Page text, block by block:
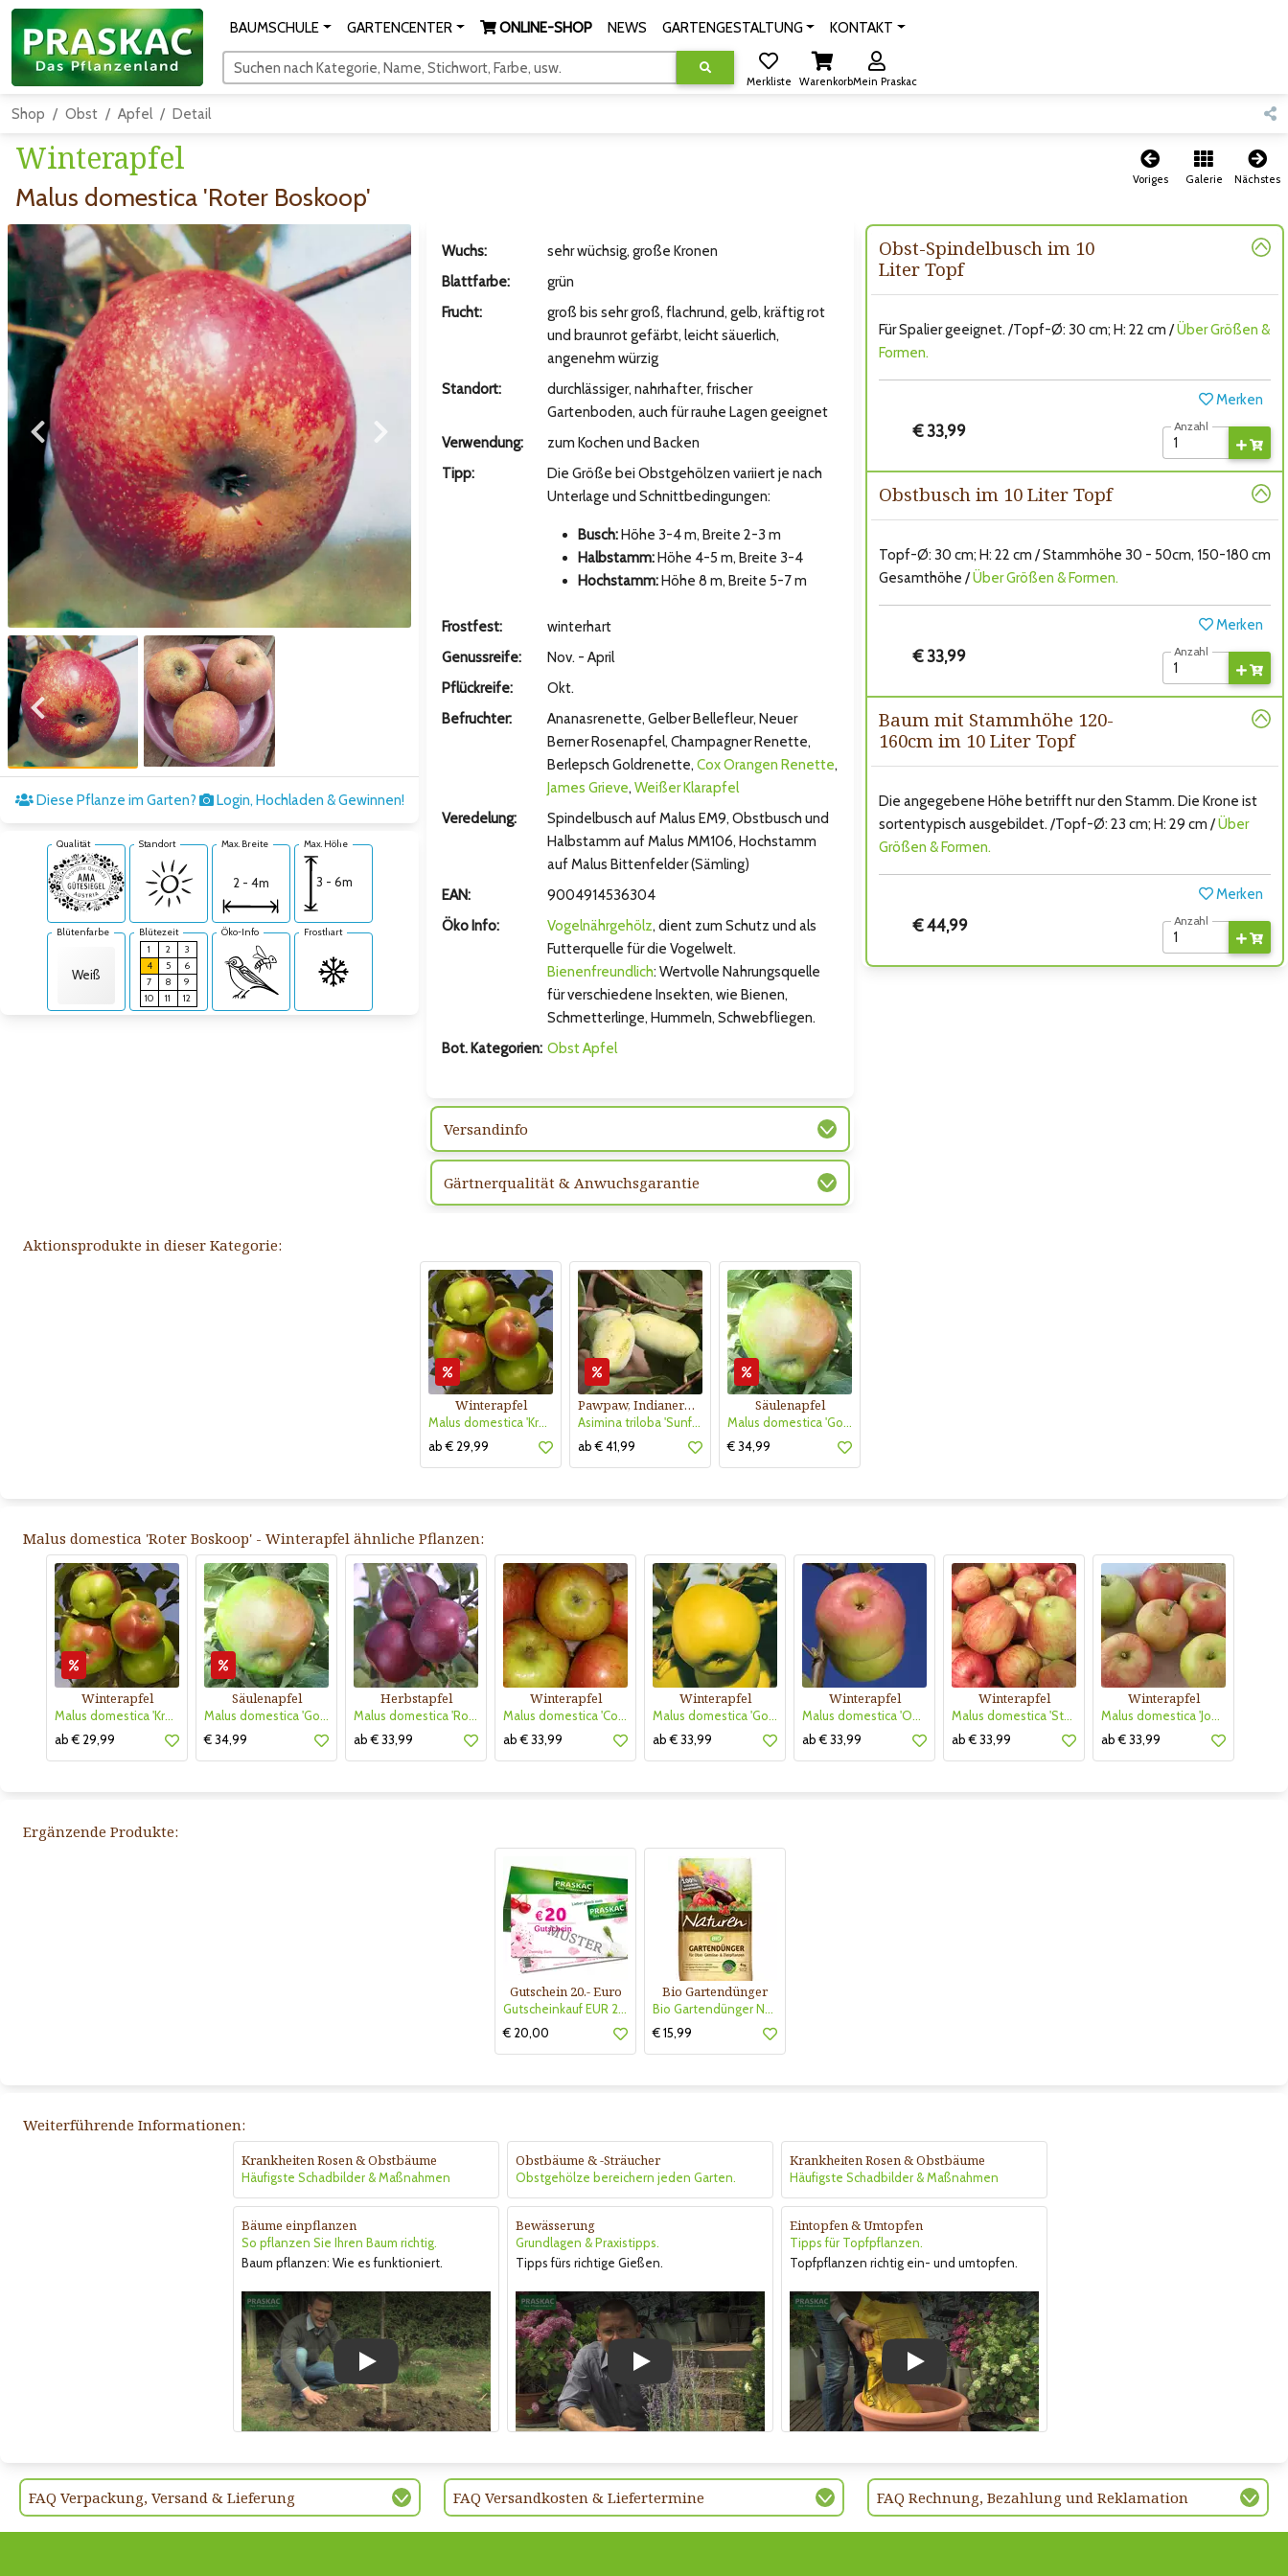
BAUMSCHULE GARTENCENTER ONLINE-SHOP NEWS GARTENGESTALTUNG KONTAKT
Suchen nach Kategorie, Name, Stichwort, Farbe, usw.
Merkliste WarenkorbMein Praskac
Shop Obst Apfel Detail
Winterapfel
Malus domestica 'Roter Boskoop'
Voriges Galerie Nächstes
Zum vorigen Bild Zum nächsten Bild
Zum vorigen Bild Zum nächsten Bild
Diese Pflanze im Garten? Login, Hochladen & Gewinnen!
Qualität Standort Max. Breite
2 - 4m
Max. Höhe
3 - 6m
Blütenfarbe
Weiß
Blütezeit
1
2
3
4
5
6
7
8
9
10
11 12
Öko-Info Frosthart
Obst-Spindelbusch im 10
Liter Topf
Für Spalier geeignet. /Topf-Ø: 30 cm; H: 22 cm /Über Größen &
Formen.
Merken
€ 33,99 Anzahl
Obstbusch im 10 Liter Topf
Topf-Ø: 30 cm; H: 22 cm / Stammhöhe 30 - 50cm, 150-180 cm
Gesamthöhe /Über Größen & Formen.
Merken
€ 33,99 Anzahl
Baum mit Stammhöhe 120-
160cm im 10 Liter Topf
Die angegebene Höhe betrifft nur den Stamm. Die Krone ist
sortentypisch ausgebildet. /Topf-Ø: 23 cm; H: 29 cm /Über
Größen & Formen.
Merken
€ 44,99 Anzahl
Wuchs:
sehr wüchsig, große Kronen
Blattfarbe:
grün
Frucht:
groß bis sehr groß, flachrund, gelb, kräftig rot
und braunrot gefärbt, leicht säuerlich,
angenehm würzig
Standort:
durchlässiger, nahrhafter, frischer
Gartenboden, auch für rauhe Lagen geeignet
Verwendung:
zum Kochen und Backen
Tipp:
Die Größe bei Obstgehölzen variiert je nach
Unterlage und Schnittbedingungen:
Busch:Höhe 3-4 m, Breite 2-3 m
Halbstamm:Höhe 4-5 m, Breite 3-4
Hochstamm:Höhe 8 m, Breite 5-7 m
Frostfest:
winterhart
Genussreife:
Nov. - April
Pflückreife:
Okt.
Befruchter:
Ananasrenette, Gelber Bellefleur, Neuer
Berner Rosenapfel, Champagner Renette,
Berlepsch Goldrenette, Cox Orangen Renette,
James Grieve, Weißer Klarapfel
Veredelung:
Spindelbusch auf Malus EM9, Obstbusch und
Halbstamm auf Malus MM106, Hochstamm
auf Malus Bittenfelder (Sämling)
EAN:
9004914536304
Öko Info:
Vogelnährgehölz, dient zum Schutz und als
Futterquelle für die Vogelwelt.
Bienenfreundlich: Wertvolle Nahrungsquelle
für verschiedene Insekten, wie Bienen,
Schmetterlinge, Hummeln, Schwebfliegen.
Bot. Kategorien: ObstApfel
Versandinfo
Gärtnerqualität & Anwuchsgarantie
Aktionsprodukte in dieser Kategorie:
Winterapfel
Malus domestica 'Kronprinz Rudolf'
ab € 29,99
Pawpaw, Indianerbanane
Asimina triloba 'Sunflower'
ab € 41,99
Säulenapfel
Malus domestica 'Golden Gate'
€ 34,99
Malus domestica 'Roter Boskoop' - Winterapfel ähnliche Pflanzen:
Winterapfel
Malus domestica 'Kronprinz Rudolf'
ab € 29,99
Säulenapfel
Malus domestica 'Golden Gate'
€ 34,99
Herbstapfel
Malus domestica 'Roter von Simonffi'
ab € 33,99
Winterapfel
Malus domestica 'Cox Orangen Renette'
ab € 33,99
Winterapfel
Malus domestica 'Golden Delicious'
ab € 33,99
Winterapfel
Malus domestica 'Ontario'
ab € 33,99
Winterapfel
Malus domestica 'Steirische Schafnase'
ab € 33,99
Winterapfel
Malus domestica 'Jonathan'
ab € 33,99
Ergänzende Produkte:
Gutschein 20.- Euro
Gutscheinkauf EUR 20.-
€ 20,00
Bio Gartendünger
Bio Gartendünger Naturen
€ 15,99
Weiterführende Informationen:
Krankheiten Rosen & Obstbäume
Häufigste Schadbilder & Maßnahmen
Obstbäume & -Sträucher
Obstgehölze bereichern jeden Garten.
Krankheiten Rosen & Obstbäume
Häufigste Schadbilder & Maßnahmen
Bäume einpflanzen
So pflanzen Sie Ihren Baum richtig.
Baum pflanzen: Wie es funktioniert.
Play
Bewässerung
Grundlagen & Praxistipps.
Tipps fürs richtige Gießen.
Play
Eintopfen & Umtopfen
Tipps für Topfpflanzen.
Topfpflanzen richtig ein- und umtopfen.
Play
FAQ Verpackung, Versand & Lieferung FAQ Versandkosten & Liefertermine FAQ Rechnung, Bezahlung und Reklamation